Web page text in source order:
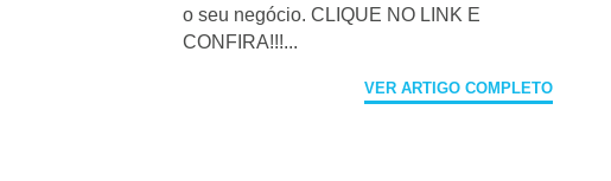
o seu negócio. CLIQUE NO LINK E
CONFIRA!!!...
VER ARTIGO COMPLETO